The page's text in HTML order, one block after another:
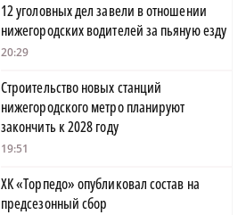
12 уголовных дел завели в отношении
нижегородских водителей за пьяную езду
20:29
Строительство новых станций
нижегородского метро планируют
закончить к 2028 году
19:51
ХК «Торпедо» опубликовал состав на
предсезонный сбор